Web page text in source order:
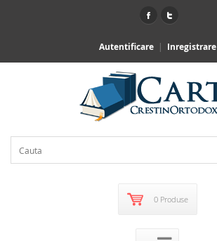
Autentificare Inregistrare
0 Produse